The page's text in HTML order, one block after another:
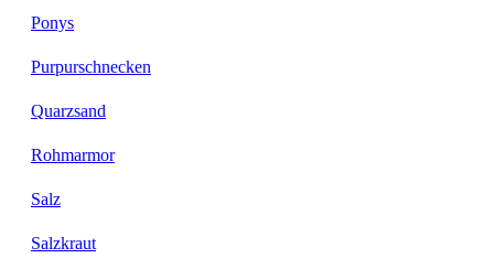
Ponys
Purpurschnecken
Quarzsand
Rohmarmor
Salz
Salzkraut